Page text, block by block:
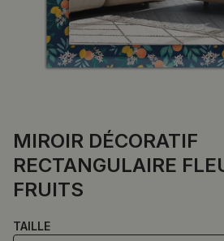
MIROIR DÉCORATIF
RECTANGULAIRE
FRUITS
TAILLE